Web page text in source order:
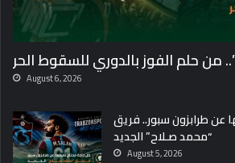
من حلم الفوز بالدوري للسقوط الحر
August 6, 2026
عن طرابزون سبور.. فريق
“محمد صـلاح” الجديد
August 5, 2026